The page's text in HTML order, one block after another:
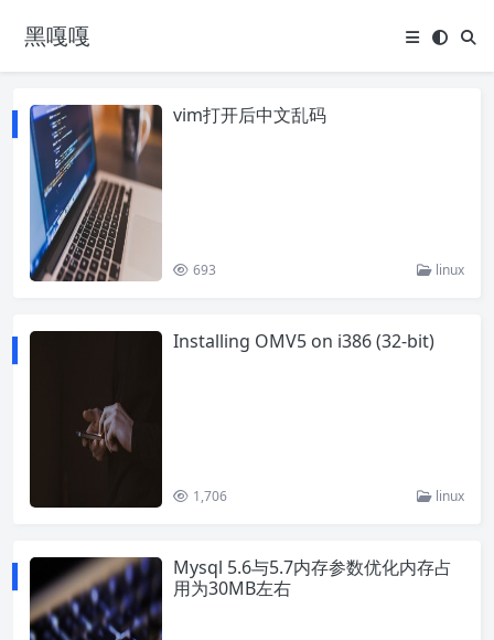
黑嘎嘎
vim打开后中文乱码
693 linux
Installing OMV5 on i386 (32-bit)
1,706 linux
Mysql 5.6与5.7内存参数优化内存占
用为30MB左右